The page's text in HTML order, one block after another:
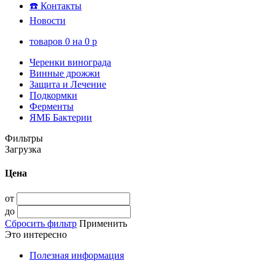
☎️ Контакты
Новости
товаров 0 на 0 p
Черенки винограда
Винные дрожжи
Защита и Лечение
Подкормки
Ферменты
ЯМБ Бактерии
Фильтры
Загрузка
Цена
от
до
Сбросить фильтр Применить
Это интересно
Полезная информация